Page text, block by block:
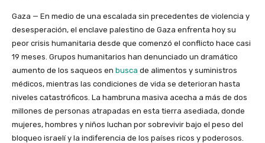
Gaza — En medio de una escalada sin precedentes de violencia y
desesperación, el enclave palestino de Gaza enfrenta hoy su
peor crisis humanitaria desde que comenzó el conflicto hace casi
19 meses. Grupos humanitarios han denunciado un dramático
aumento de los saqueos en busca de alimentos y suministros
médicos, mientras las condiciones de vida se deterioran hasta
niveles catastróficos. La hambruna masiva acecha a más de dos
millones de personas atrapadas en esta tierra asediada, donde
mujeres, hombres y niños luchan por sobrevivir bajo el peso del
bloqueo israelí y la indiferencia de los países ricos y poderosos.